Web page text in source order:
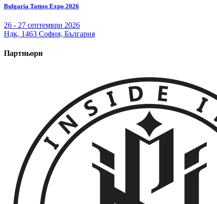
Bulgaria Tattoo Expo 2026
26 - 27 септември 2026
Ндк, 1463 София, България
Партньори